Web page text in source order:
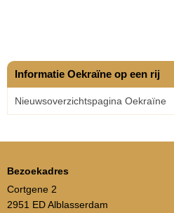
Informatie Oekraïne op een rij
Nieuwsoverzichtspagina Oekraïne
Bezoekadres
Cortgene 2
2951 ED Alblasserdam